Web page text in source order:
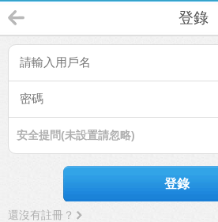
登錄
安全提問(未設置請忽略)
登錄
還沒有註冊？